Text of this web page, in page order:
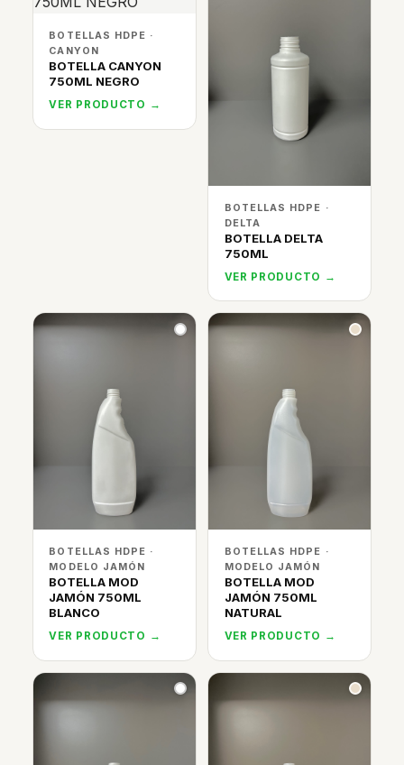
BOTELLAS HDPE ·
CANYON
BOTELLA CANYON
750ML NEGRO
VER PRODUCTO →
BOTELLAS HDPE ·
DELTA
BOTELLA DELTA
750ML
VER PRODUCTO →
BOTELLAS HDPE ·
MODELO JAMÓN
BOTELLA MOD
JAMÓN 750ML
BLANCO
VER PRODUCTO →
BOTELLAS HDPE ·
MODELO JAMÓN
BOTELLA MOD
JAMÓN 750ML
NATURAL
VER PRODUCTO →